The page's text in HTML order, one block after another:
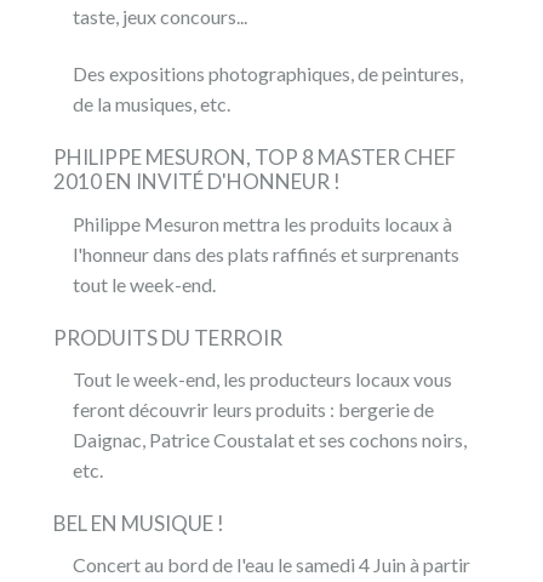
taste, jeux concours...
Des expositions photographiques, de peintures,
de la musiques, etc.
PHILIPPE MESURON, TOP 8 MASTER CHEF
2010 EN INVITÉ D'HONNEUR !
Philippe Mesuron mettra les produits locaux à
l'honneur dans des plats raffinés et surprenants
tout le week-end.
PRODUITS DU TERROIR
Tout le week-end, les producteurs locaux vous
feront découvrir leurs produits : bergerie de
Daignac, Patrice Coustalat et ses cochons noirs,
etc.
BEL EN MUSIQUE !
Concert au bord de l'eau le samedi 4 Juin à partir